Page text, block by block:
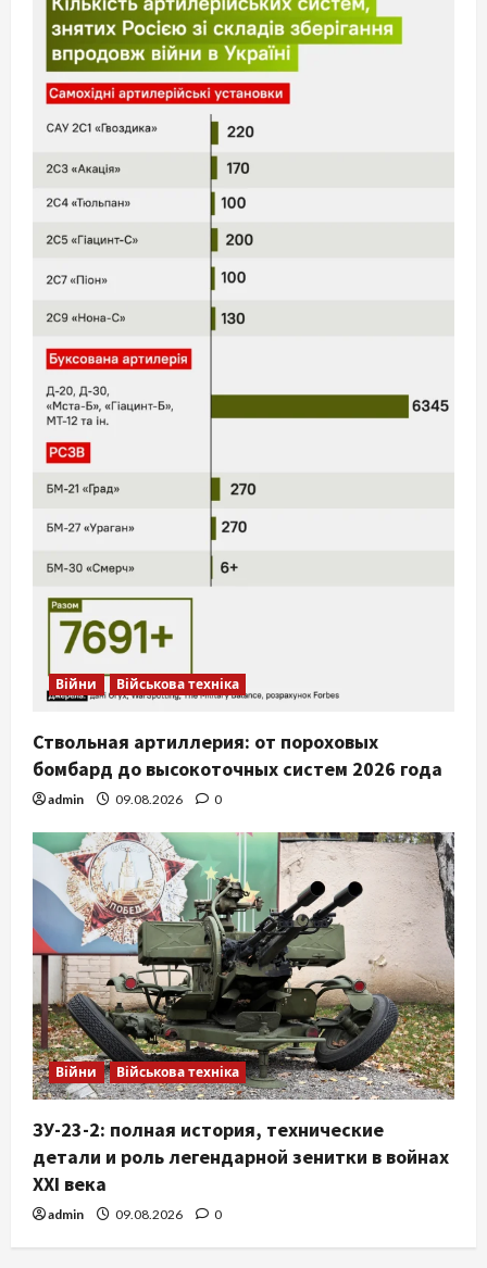
Війни Військова техніка
Ствольная артиллерия: от пороховых
бомбард до высокоточных систем 2026 года
admin 09.08.2026 0
Війни Військова техніка
ЗУ-23-2: полная история, технические
детали и роль легендарной зенитки в войнах
XXI века
admin 09.08.2026 0